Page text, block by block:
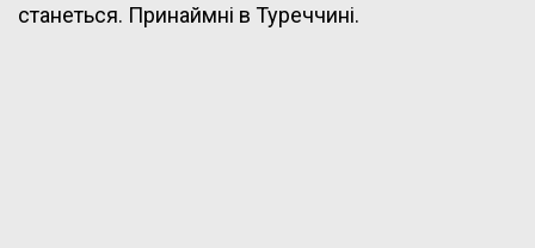
станеться. Принаймні в Туреччині.